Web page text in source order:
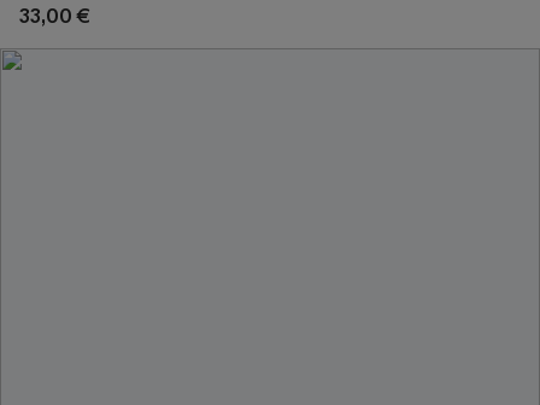
33,00 €